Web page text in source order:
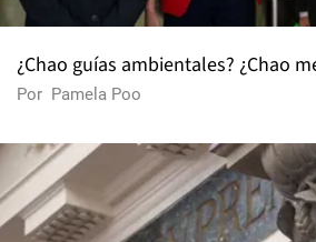
¿Chao guías ambientales? ¿Chao
Por Pamela Poo